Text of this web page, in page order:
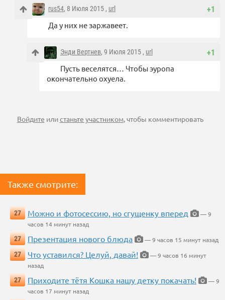
+1
rus54, 8 Июля 2015 , url
Да у них не заржавеет.
+1
Энди Вертнев, 9 Июля 2015 , url
Пусть веселятся… Чтобы эуропа
окончательно охуела.
Войдите илистаньте участником, чтобы комментировать
Также смотрите:
27 Можно и фотосессию, но сгущенку вперед
— 9
часов 14 минут назад
27
Презентация нового блюда
— 9 часов 15 минут назад
27
Что уставился? Целуй, давай!
— 9 часов 16 минут
назад
27
Приходите тётя Кошка нашу детку покачать!
— 9
часов 17 минут назад